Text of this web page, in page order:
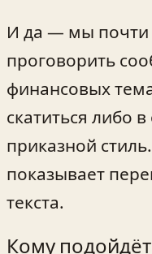
И да — мы почти
проговорить
финансовых
скатиться либо
приказной
показывает
текста.
Кому